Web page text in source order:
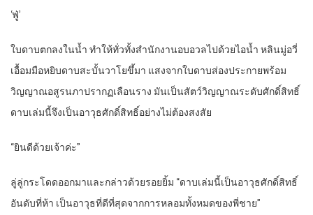
‘ฟู่’
ใบดาบตกลงในน้ำ ทำให้ทั่วทั้งสำนักงานอบอวลไปด้วยไอน้ำ หลินมู่อวี่
เอื้อมมือหยิบดาบสะบั้นวาโยขึ้มา แสงจากใบดาบส่องประกายพร้อม
วิญญาณอสูรนภาปรากฏเลือนราง มันเป็นสัตว์วิญญาณระดับศักดิ์สิทธิ์
ดาบเล่มนี้จึงเป็นอาวุธศักดิ์สิทธิ์อย่างไม่ต้องสงสัย
“ยินดีด้วยเจ้าค่ะ”
ลู่ลู่กระโดดออกมาและกล่าวด้วยรอยยิ้ม “ดาบเล่มนี้เป็นอาวุธศักดิ์สิทธิ์
อันดับที่ห้า เป็นอาวุธที่ดีที่สุดจากการหลอมทั้งหมดของพี่ชาย”